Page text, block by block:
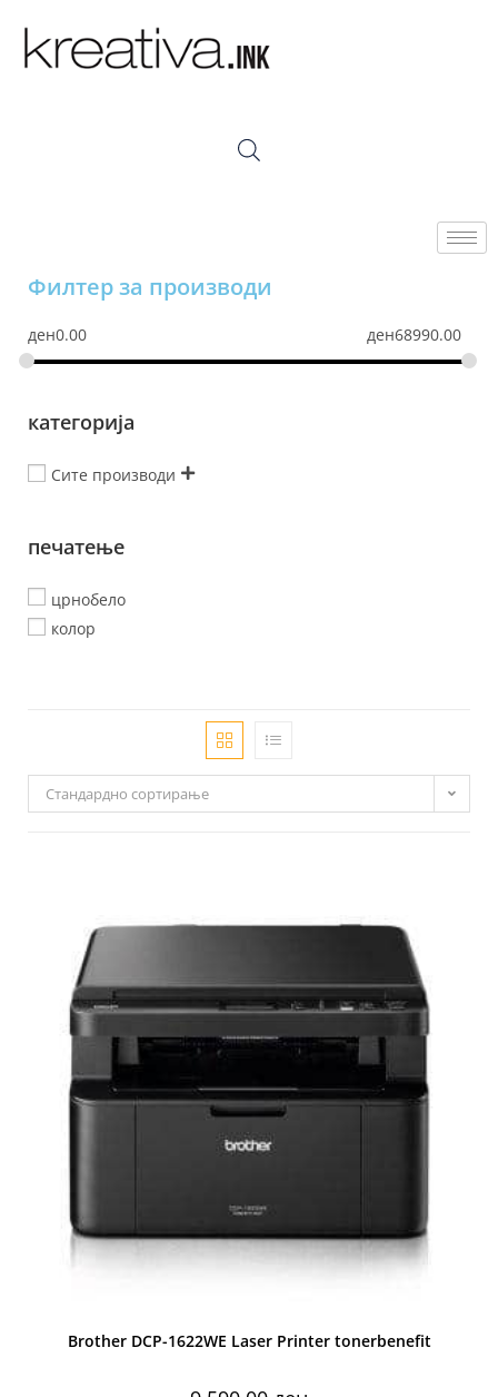
Филтер за производи
ден0.00 ден68990.00
категорија
Сите производи
печатење
црнобело
колор
Стандардно сортирање
Brother DCP-1622WE Laser Printer tonerbenefit